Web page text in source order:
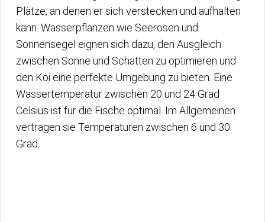
Plätze, an denen er sich verstecken und aufhalten
kann. Wasserpflanzen wie Seerosen und
Sonnensegel eignen sich dazu, den Ausgleich
zwischen Sonne und Schatten zu optimieren und
den Koi eine perfekte Umgebung zu bieten. Eine
Wassertemperatur zwischen 20 und 24 Grad
Celsius ist für die Fische optimal. Im Allgemeinen
vertragen sie Temperaturen zwischen 6 und 30
Grad.